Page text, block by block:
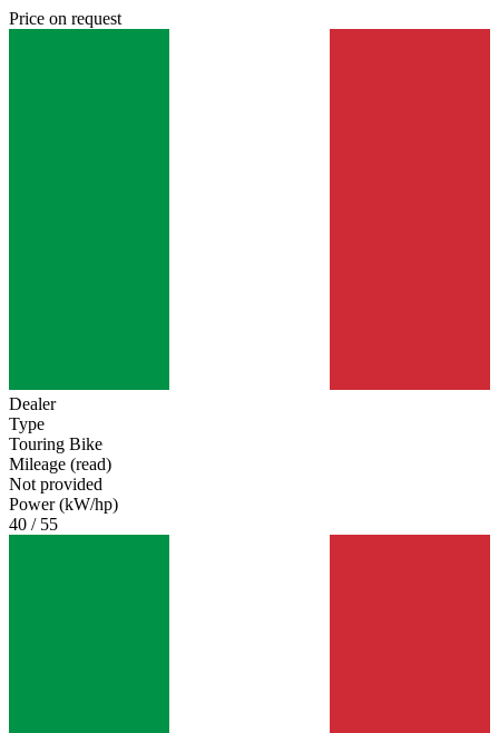
Price on request
Dealer
Type
Touring Bike
Mileage (read)
Not provided
Power (kW/hp)
40 / 55